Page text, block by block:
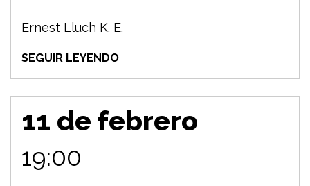
Ernest Lluch K. E.
SEGUIR LEYENDO
11 de febrero
19:00